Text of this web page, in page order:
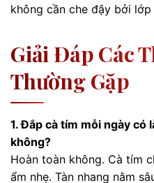
không cần che đậy bởi
Giải Đáp Các
Thường Gặp
1. Đắp cà tím mỗi ngày có
không?
Hoàn toàn không. Cà tím
ẩm nhẹ. Tàn nhang nằm